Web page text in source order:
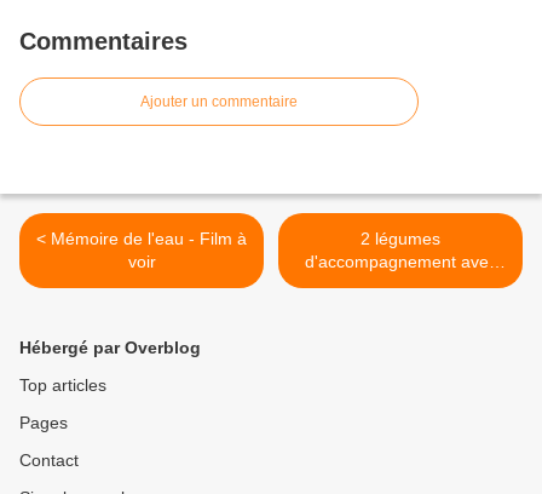
Commentaires
Ajouter un commentaire
< Mémoire de l'eau - Film à
voir
2 légumes
d'accompagnement avec
chou blanc : >
Hébergé par Overblog
Top articles
Pages
Contact